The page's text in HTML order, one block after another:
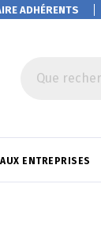
ADHÉRENTS
Que
ENTREPRISES